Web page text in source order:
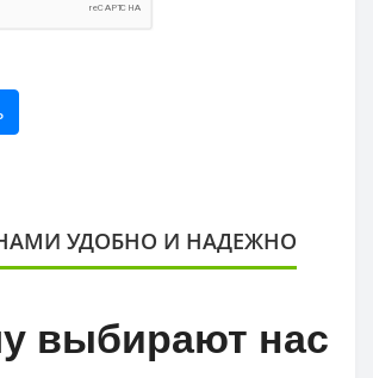
УДОБНО И НАДЕЖНО
выбирают нас